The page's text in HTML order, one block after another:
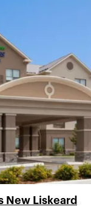
New Liskeard